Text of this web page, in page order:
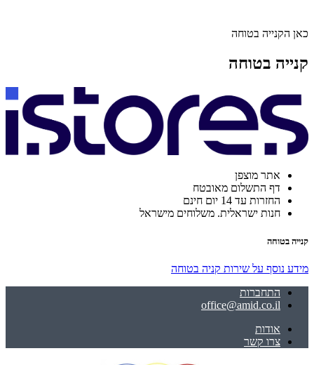
כאן הקנייה בטוחה
קנייה בטוחה
אתר מוצפן
דף התשלום מאובטח
החזרות עד 14 יום חינם
חנות ישראלית. משלוחים מישראל
קנייה בטוחה
מידע נוסף על שירות קניה בטוחה
התחברות
office@amid.co.il
אודות
צרו קשר